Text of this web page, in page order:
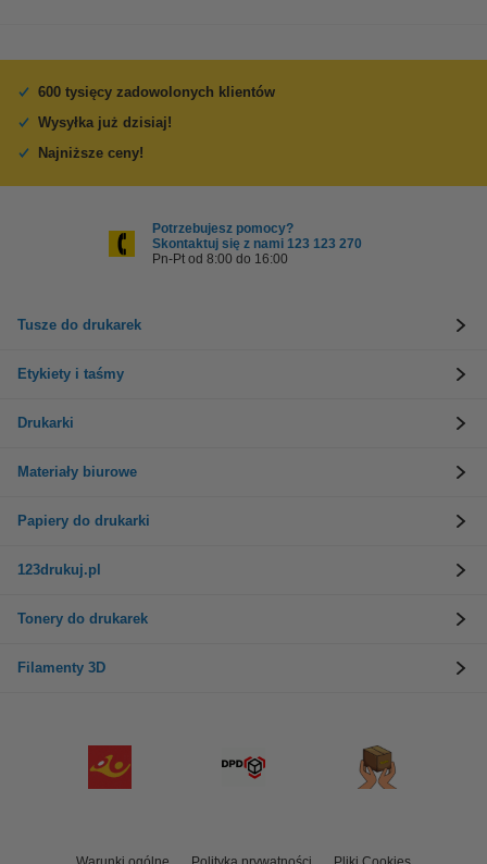
600 tysięcy zadowolonych klientów
Wysyłka już dzisiaj!
Najniższe ceny!
Potrzebujesz pomocy?
Skontaktuj się z nami 123 123 270
Pn-Pt od 8:00 do 16:00
Tusze do drukarek
Etykiety i taśmy
Drukarki
Materiały biurowe
Papiery do drukarki
123drukuj.pl
Tonery do drukarek
Filamenty 3D